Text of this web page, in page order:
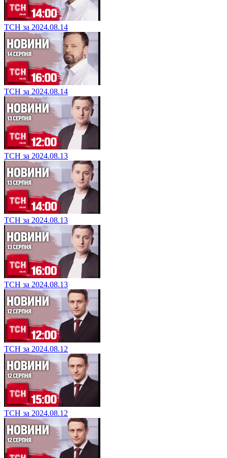
ТСН за 2024.08.14
ТСН за 2024.08.14
ТСН за 2024.08.13
ТСН за 2024.08.13
ТСН за 2024.08.13
ТСН за 2024.08.12
ТСН за 2024.08.12